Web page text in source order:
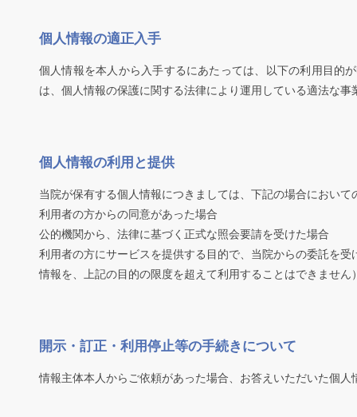
個人情報の適正入手
個人情報を本人から入手するにあたっては、以下の利用目的
は、個人情報の保護に関する法律により運用している適法な
個人情報の利用と提供
当院が保有する個人情報につきましては、下記の場合におい
利用者の方からの同意があった場合
公的機関から、法律に基づく正式な照会要請を受けた場合
利用者の方にサービスを提供する目的で、当院からの委託を
情報を、上記の目的の限度を超えて利用することはできません
開示・訂正・利用停止等の手続きについて
情報主体本人からご依頼があった場合、お答えいただいた個